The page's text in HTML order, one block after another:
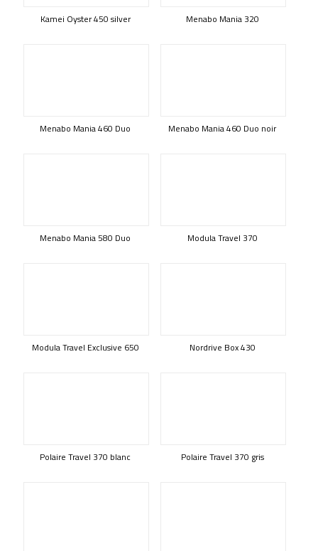
Kamei Oyster 450 silver Menabo Mania 320
Menabo Mania 460 Duo Menabo Mania 460 Duo noir
Menabo Mania 580 Duo Modula Travel 370
Modula Travel Exclusive 650 Nordrive Box 430
Polaire Travel 370 blanc Polaire Travel 370 gris